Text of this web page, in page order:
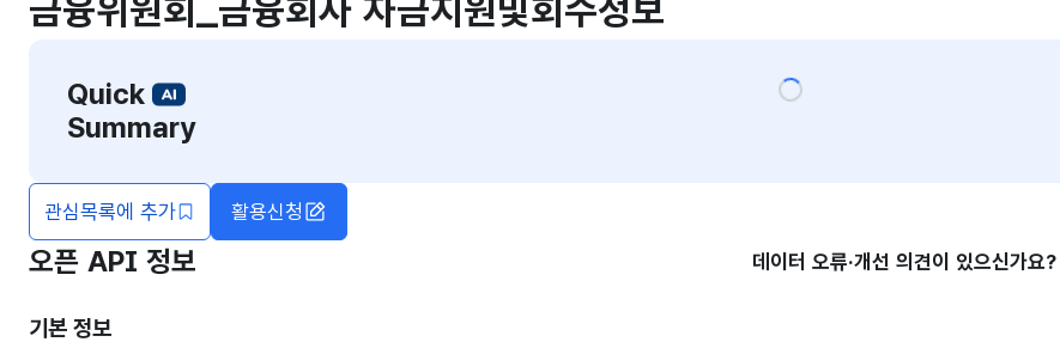
금융위원회_금융회사 자금지원및회수정보
Quick
Summary
관심목록에 추가 활용신청
오픈 API 정보 데이터 오류·개선 의견이 있으신가요?
기본 정보